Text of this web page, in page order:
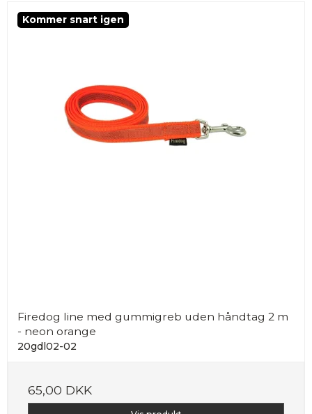
Kommer snart igen
Firedog line med gummigreb uden håndtag 2 m
- neon orange
20gdl02-02
65,00 DKK